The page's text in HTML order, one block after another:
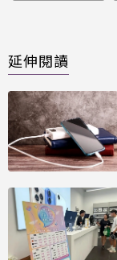
延伸閱讀